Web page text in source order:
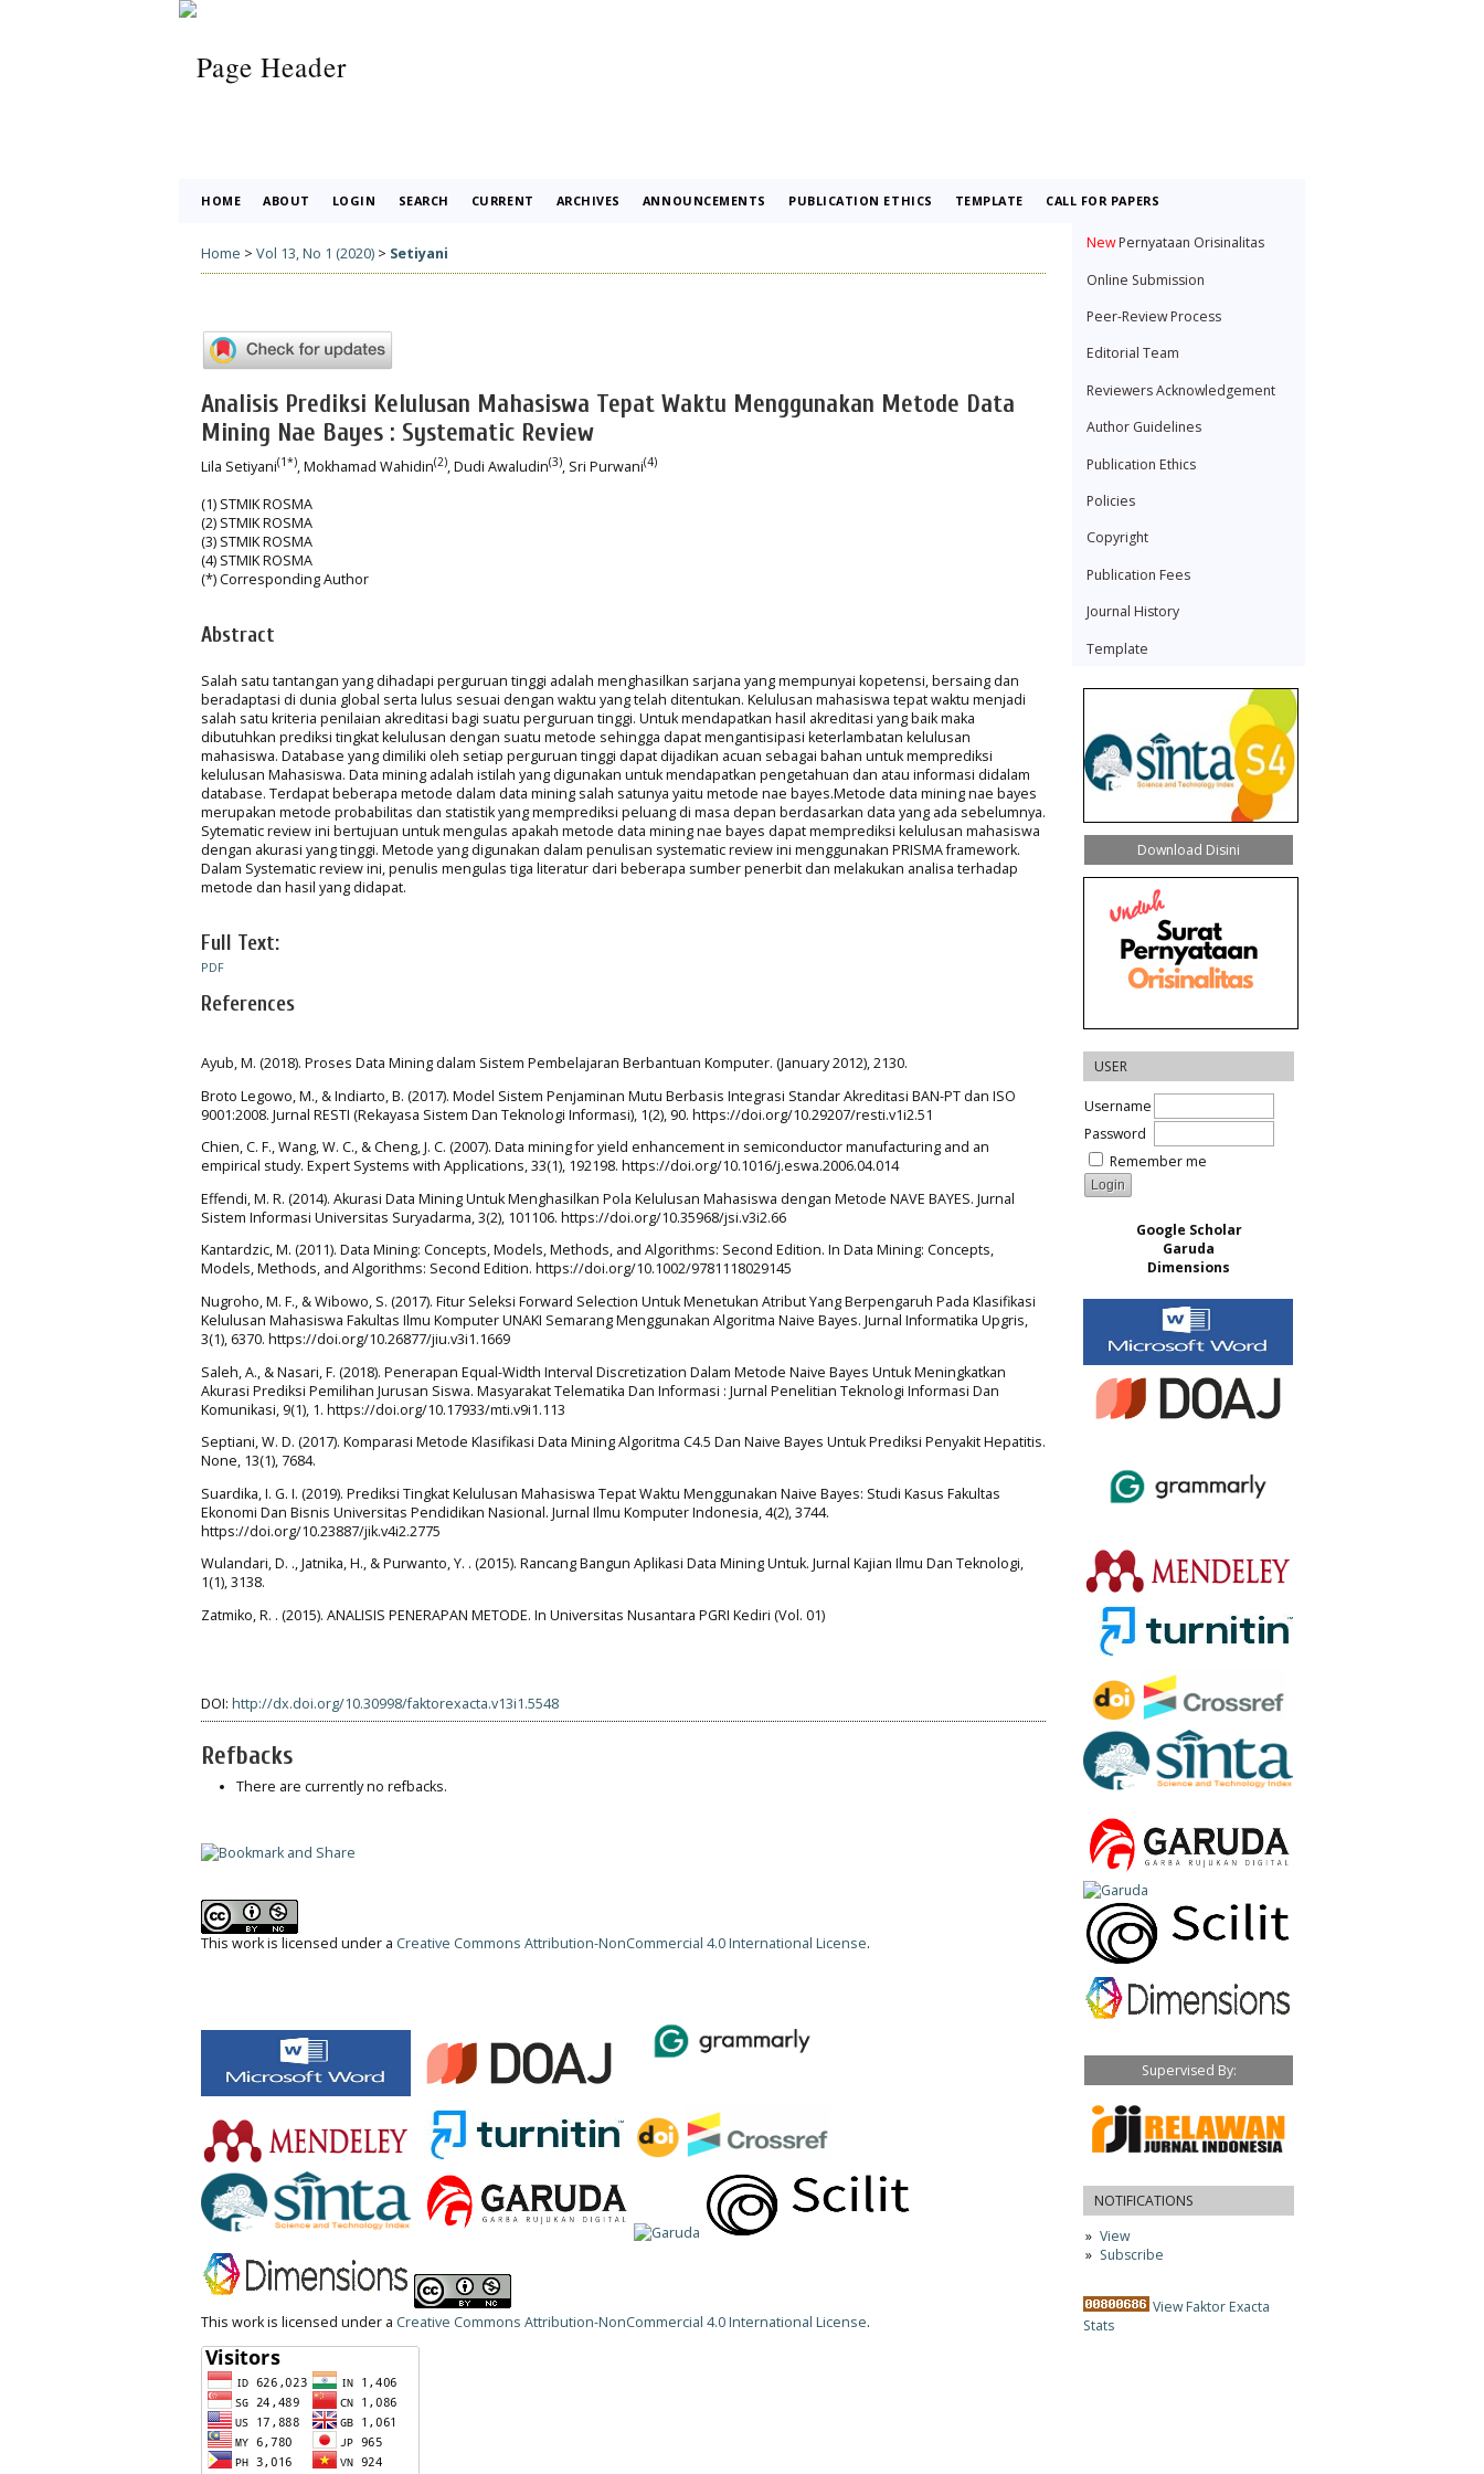
NewPernyataan Orisinalitas
Online Submission
Peer-Review Process
Editorial Team
Reviewers Acknowledgement
Author Guidelines
Publication Ethics
Policies
Copyright
Publication Fees
Journal History
Template
Download Disini
USER
Username
Password
Remember me
Google Scholar
Garuda
Dimensions
Supervised By:
NOTIFICATIONS
View
Subscribe
View Faktor Exacta
Stats
HOME ABOUT LOGIN SEARCH CURRENT ARCHIVES ANNOUNCEMENTS PUBLICATION ETHICS TEMPLATE CALL FOR PAPERS
Home > Vol 13, No 1 (2020) > Setiyani
Analisis Prediksi Kelulusan Mahasiswa Tepat Waktu Menggunakan Metode Data
Mining Nae Bayes : Systematic Review
Lila Setiyani(1*), Mokhamad Wahidin(2), Dudi Awaludin(3), Sri Purwani(4)
(1) STMIK ROSMA
(2) STMIK ROSMA
(3) STMIK ROSMA
(4) STMIK ROSMA
(*) Corresponding Author
Abstract
Salah satu tantangan yang dihadapi perguruan tinggi adalah menghasilkan sarjana yang mempunyai kopetensi, bersaing dan
beradaptasi di dunia global serta lulus sesuai dengan waktu yang telah ditentukan. Kelulusan mahasiswa tepat waktu menjadi
salah satu kriteria penilaian akreditasi bagi suatu perguruan tinggi. Untuk mendapatkan hasil akreditasi yang baik maka
dibutuhkan prediksi tingkat kelulusan dengan suatu metode sehingga dapat mengantisipasi keterlambatan kelulusan
mahasiswa. Database yang dimiliki oleh setiap perguruan tinggi dapat dijadikan acuan sebagai bahan untuk memprediksi
kelulusan Mahasiswa. Data mining adalah istilah yang digunakan untuk mendapatkan pengetahuan dan atau informasi didalam
database. Terdapat beberapa metode dalam data mining salah satunya yaitu metode nae bayes.Metode data mining nae bayes
merupakan metode probabilitas dan statistik yang memprediksi peluang di masa depan berdasarkan data yang ada sebelumnya.
Sytematic review ini bertujuan untuk mengulas apakah metode data mining nae bayes dapat memprediksi kelulusan mahasiswa
dengan akurasi yang tinggi. Metode yang digunakan dalam penulisan systematic review ini menggunakan PRISMA framework.
Dalam Systematic review ini, penulis mengulas tiga literatur dari beberapa sumber penerbit dan melakukan analisa terhadap
metode dan hasil yang didapat.
Full Text:
PDF
References
Ayub, M. (2018). Proses Data Mining dalam Sistem Pembelajaran Berbantuan Komputer. (January 2012), 2130.
Broto Legowo, M., & Indiarto, B. (2017). Model Sistem Penjaminan Mutu Berbasis Integrasi Standar Akreditasi BAN-PT dan ISO
9001:2008. Jurnal RESTI (Rekayasa Sistem Dan Teknologi Informasi), 1(2), 90. https://doi.org/10.29207/resti.v1i2.51
Chien, C. F., Wang, W. C., & Cheng, J. C. (2007). Data mining for yield enhancement in semiconductor manufacturing and an
empirical study. Expert Systems with Applications, 33(1), 192198. https://doi.org/10.1016/j.eswa.2006.04.014
Effendi, M. R. (2014). Akurasi Data Mining Untuk Menghasilkan Pola Kelulusan Mahasiswa dengan Metode NAVE BAYES. Jurnal
Sistem Informasi Universitas Suryadarma, 3(2), 101106. https://doi.org/10.35968/jsi.v3i2.66
Kantardzic, M. (2011). Data Mining: Concepts, Models, Methods, and Algorithms: Second Edition. In Data Mining: Concepts,
Models, Methods, and Algorithms: Second Edition. https://doi.org/10.1002/9781118029145
Nugroho, M. F., & Wibowo, S. (2017). Fitur Seleksi Forward Selection Untuk Menetukan Atribut Yang Berpengaruh Pada Klasifikasi
Kelulusan Mahasiswa Fakultas Ilmu Komputer UNAKI Semarang Menggunakan Algoritma Naive Bayes. Jurnal Informatika Upgris,
3(1), 6370. https://doi.org/10.26877/jiu.v3i1.1669
Saleh, A., & Nasari, F. (2018). Penerapan Equal-Width Interval Discretization Dalam Metode Naive Bayes Untuk Meningkatkan
Akurasi Prediksi Pemilihan Jurusan Siswa. Masyarakat Telematika Dan Informasi : Jurnal Penelitian Teknologi Informasi Dan
Komunikasi, 9(1), 1. https://doi.org/10.17933/mti.v9i1.113
Septiani, W. D. (2017). Komparasi Metode Klasifikasi Data Mining Algoritma C4.5 Dan Naive Bayes Untuk Prediksi Penyakit Hepatitis.
None, 13(1), 7684.
Suardika, I. G. I. (2019). Prediksi Tingkat Kelulusan Mahasiswa Tepat Waktu Menggunakan Naive Bayes: Studi Kasus Fakultas
Ekonomi Dan Bisnis Universitas Pendidikan Nasional. Jurnal Ilmu Komputer Indonesia, 4(2), 3744.
https://doi.org/10.23887/jik.v4i2.2775
Wulandari, D. ., Jatnika, H., & Purwanto, Y. . (2015). Rancang Bangun Aplikasi Data Mining Untuk. Jurnal Kajian Ilmu Dan Teknologi,
1(1), 3138.
Zatmiko, R. . (2015). ANALISIS PENERAPAN METODE. In Universitas Nusantara PGRI Kediri (Vol. 01)
DOI: http://dx.doi.org/10.30998/faktorexacta.v13i1.5548
Refbacks
There are currently no refbacks.
This work is licensed under a Creative Commons Attribution-NonCommercial 4.0 International License.
This work is licensed under a Creative Commons Attribution-NonCommercial 4.0 International License.